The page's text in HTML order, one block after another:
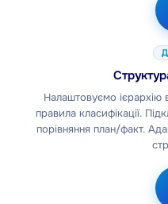
Налаштовуємо ієрархію
правила класифікації.
порівняння план/факт.